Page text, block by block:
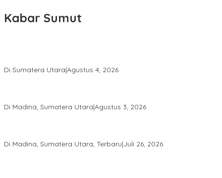
Kabar Sumut
Di Sumatera Utara|Agustus 4, 2026
Di Madina, Sumatera Utara|Agustus 3, 2026
Di Madina, Sumatera Utara, Terbaru|Juli 26, 2026